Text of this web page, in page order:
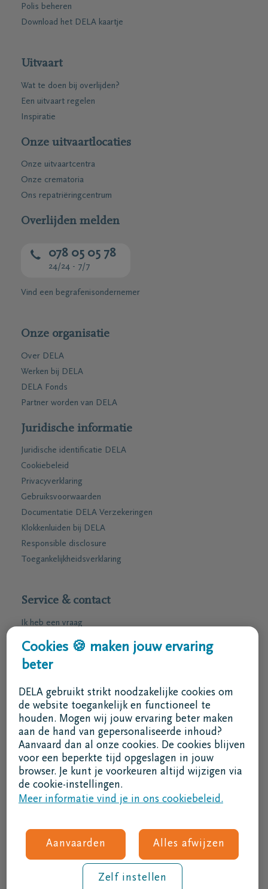
Polis beheren
Download het DELA kaartje
Uitvaart
Wat te doen bij overlijden?
Een uitvaart regelen
Inspiratie
Onze uitvaartlocaties
Onze uitvaartcentra
Onze crematoria
Ons repatriëringcentrum
Overlijden melden
078 05 05 78
24/24 - 7/7
Vind een begrafenisondernemer
Onze organisatie
Over DELA
Werken bij DELA
DELA Fonds
Partner worden van DELA
Juridische informatie
Juridische identificatie DELA
Cookiebeleid
Privacyverklaring
Gebruiksvoorwaarden
Documentatie DELA Verzekeringen
Klokkenluiden bij DELA
Responsible disclosure
Toegankelijkheidsverklaring
Service & contact
Ik heb een vraag
Ik wens een afspraak
Ik wens een brochure per post
ma - vr 8u30 -17u
Ik ben een bemiddelaar
Aanmelden in DELAconnect
Ik ben een leverancier
MVO code
Cookies 🍪 maken jouw ervaring
beter
DELA gebruikt strikt noodzakelijke cookies om
de website toegankelijk en functioneel te
houden. Mogen wij jouw ervaring beter maken
aan de hand van gepersonaliseerde inhoud?
Aanvaard dan al onze cookies. De cookies blijven
voor een beperkte tijd opgeslagen in jouw
browser. Je kunt je voorkeuren altijd wijzigen via
de cookie-instellingen.
Meer informatie vind je in ons cookiebeleid.
Aanvaarden Alles afwijzen
Zelf instellen